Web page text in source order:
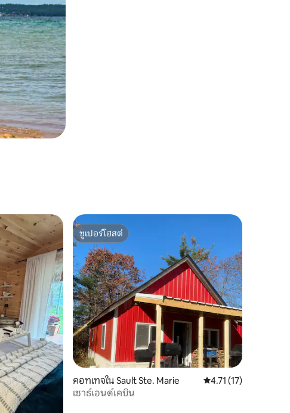
ซูเปอร์โฮสต์
ซูเปอร์โฮสต์
คอทเทจใน Sault Ste. Marie คะแนนเฉลี่ย 4.71 จาก
4.71 (17)
เซาธ์เอนด์เคบิน